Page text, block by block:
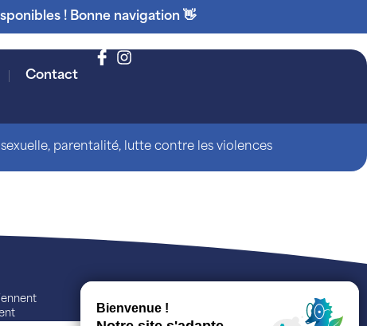
! Bonne navigation 👋
Contact
parentalité, lutte contre les violences